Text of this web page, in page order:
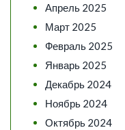
Апрель 2025
Март 2025
Февраль 2025
Январь 2025
Декабрь 2024
Ноябрь 2024
Октябрь 2024